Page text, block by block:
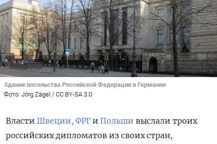
Здание посольства Российской Федерации в Германии
Фото: Jörg Zägel / CC BY-SA 3.0
Власти Швеции, ФРГ и Польши выслали троих
российских дипломатов из своих стран,